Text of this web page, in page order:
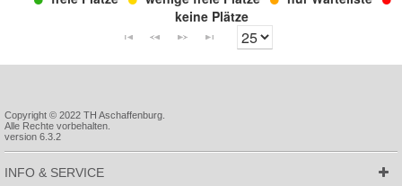
keine Plätze
Copyright © 2022 TH Aschaffenburg.
Alle Rechte vorbehalten.
version 6.3.2
INFO & SERVICE